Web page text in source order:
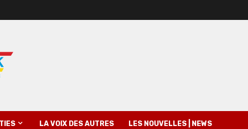
LA VOIX DES AUTRES LES NOUVELLES | NEWS